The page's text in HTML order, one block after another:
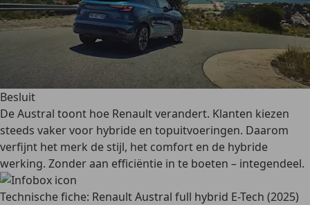
Besluit
De Austral toont hoe Renault verandert. Klanten kiezen
steeds vaker voor hybride en topuitvoeringen. Daarom
verfijnt het merk de stijl, het comfort en de hybride
werking. Zonder aan efficiëntie in te boeten – integendeel.
Technische fiche: Renault Austral full hybrid E-Tech (2025)